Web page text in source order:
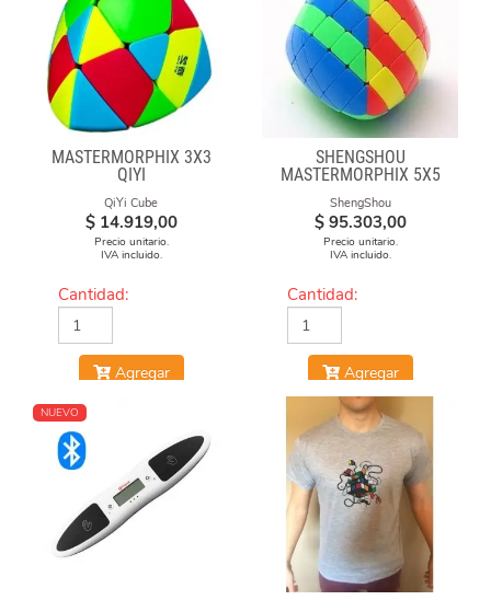
MASTERMORPHIX 3X3
QIYI
QiYi Cube
$ 14.919,00
Precio unitario.
IVA incluido.
Cantidad:
Agregar
SHENGSHOU
MASTERMORPHIX 5X5
STICKERLESS
ShengShou
$ 95.303,00
Precio unitario.
IVA incluido.
Cantidad:
Agregar
NUEVO